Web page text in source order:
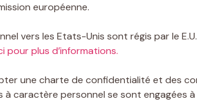
européenne.
vers les Etats-Unis sont régis par le E.U.
pour plus d’informations.
une charte de confidentialité et des
caractère personnel se sont engagées